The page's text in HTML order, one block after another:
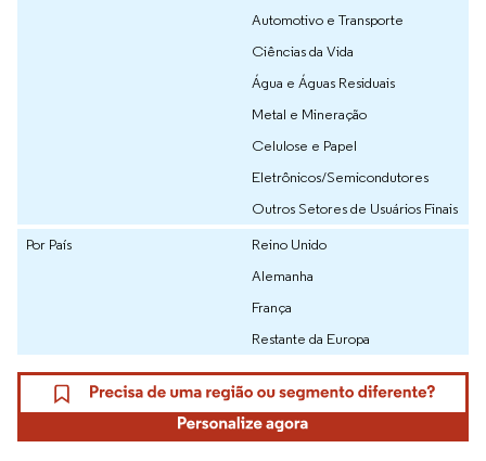
Automotivo e Transporte
Ciências da Vida
Água e Águas Residuais
Metal e Mineração
Celulose e Papel
Eletrônicos/Semicondutores
Outros Setores de Usuários Finais
Por País
Reino Unido
Alemanha
França
Restante da Europa